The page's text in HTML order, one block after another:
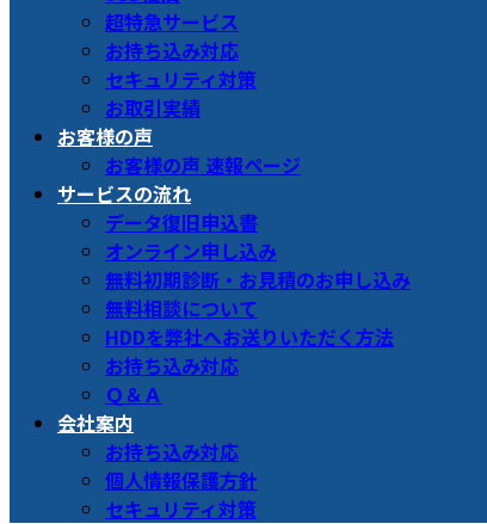
超特急サービス
お持ち込み対応
セキュリティ対策
お取引実績
お客様の声
お客様の声 速報ページ
サービスの流れ
データ復旧申込書
オンライン申し込み
無料初期診断・お見積のお申し込み
無料相談について
HDDを弊社へお送りいただく方法
お持ち込み対応
Ｑ＆Ａ
会社案内
お持ち込み対応
個人情報保護方針
セキュリティ対策